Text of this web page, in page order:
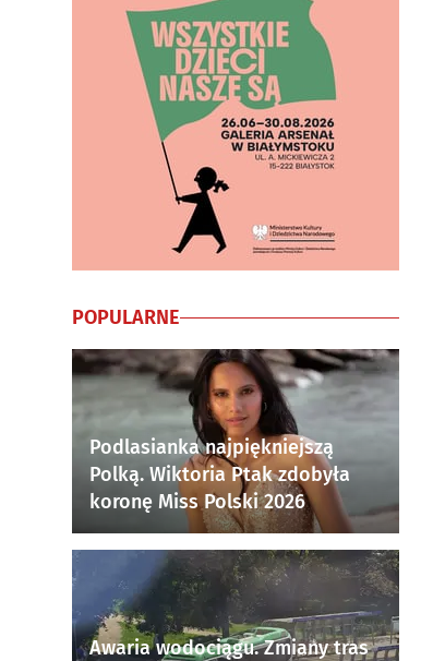
POPULARNE
Podlasianka najpiękniejszą
Polką. Wiktoria Ptak zdobyła
koronę Miss Polski 2026
Awaria wodociągu. Zmiany tras